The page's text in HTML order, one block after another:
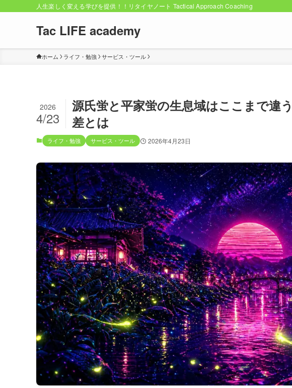
人生楽しく変える学びを提供！！リタイヤノート Tactical Approach Coaching
Tac LIFE academy
ホーム ライフ・勉強 サービス・ツール
源氏蛍と平家蛍の生息域はここまで違
差とは
2026
4/23
ライフ・勉強 サービス・ツール 2026年4月23日